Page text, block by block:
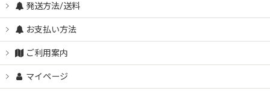
発送方法/送料
お支払い方法
ご利用案内
マイページ